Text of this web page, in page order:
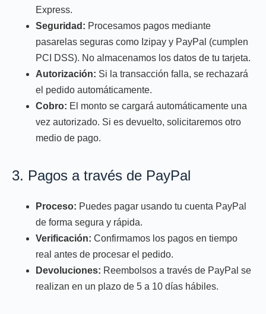
Express.
Seguridad: Procesamos pagos mediante
pasarelas seguras como Izipay y PayPal (cumplen
PCI DSS). No almacenamos los datos de tu tarjeta.
Autorización: Si la transacción falla, se rechazará
el pedido automáticamente.
Cobro: El monto se cargará automáticamente una
vez autorizado. Si es devuelto, solicitaremos otro
medio de pago.
3. Pagos a través de PayPal
Proceso: Puedes pagar usando tu cuenta PayPal
de forma segura y rápida.
Verificación: Confirmamos los pagos en tiempo
real antes de procesar el pedido.
Devoluciones: Reembolsos a través de PayPal se
realizan en un plazo de 5 a 10 días hábiles.